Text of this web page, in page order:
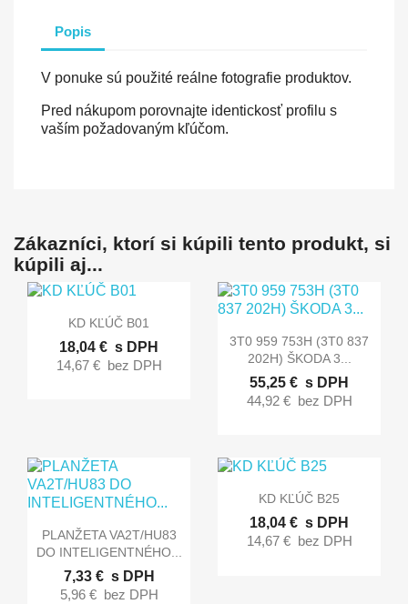
Popis
V ponuke sú použité reálne fotografie produktov.
Pred nákupom porovnajte identickosť profilu s
vaším požadovaným kľúčom.
Zákazníci, ktorí si kúpili tento produkt, si
kúpili aj...
Rýchly náhľad
KD KĽÚČ B01
18,04 € s DPH
14,67 € bez DPH
Rýchly náhľad
3T0 959 753H (3T0 837
202H) ŠKODA 3...
55,25 € s DPH
44,92 € bez DPH
Rýchly náhľad
PLANŽETA VA2T/HU83
DO INTELIGENTNÉHO...
7,33 € s DPH
5,96 € bez DPH
Rýchly náhľad
KD KĽÚČ B25
18,04 € s DPH
14,67 € bez DPH